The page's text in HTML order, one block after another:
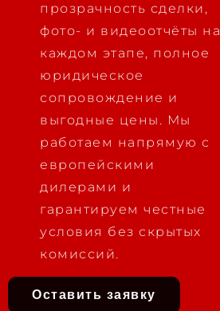
прозрачность сделки,
фото- и видеоотчёты на
каждом этапе, полное
юридическое
сопровождение и
выгодные цены. Мы
работаем напрямую с
европейскими
дилерами и
гарантируем честные
условия без скрытых
комиссий.
Оставить заявку